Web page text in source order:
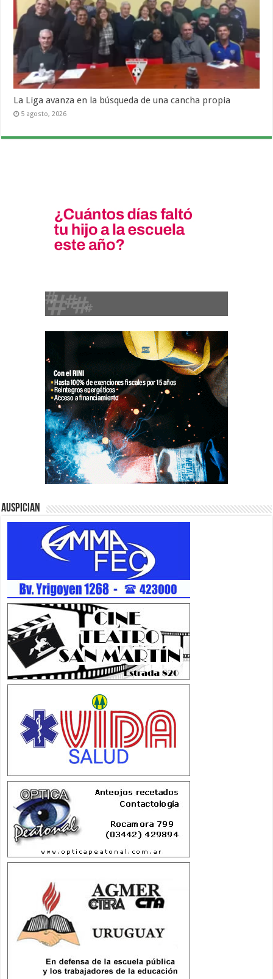
La Liga avanza en la búsqueda de una cancha propia
5 agosto, 2026
Auspician